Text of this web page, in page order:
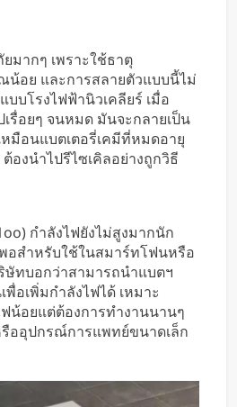
มากๆ เพราะใช้ธาตุ
อย และการสลายตัวแบบนี้ไม่
บโรงไฟฟ้านิวเคลียร์ เมื่อ
เรื่อยๆ จนหมด มันจะกลายเป็น
มือนแบตเตอรี่เคมีที่หมดอายุ
องนำไปรีไซเคิลอย่างถูกวิธี
กำลังไฟยังไม่สูงมากนัก
อสำหรับใช้ในสมาร์ทโฟนหรือ
ษัทบอกว่าสามารถนำแบตฯ
อเพิ่มกำลังไฟได้ เหมาะ
น้อยแต่ต้องการทำงานนานๆ
รืออุปกรณ์การแพทย์ขนาดเล็ก